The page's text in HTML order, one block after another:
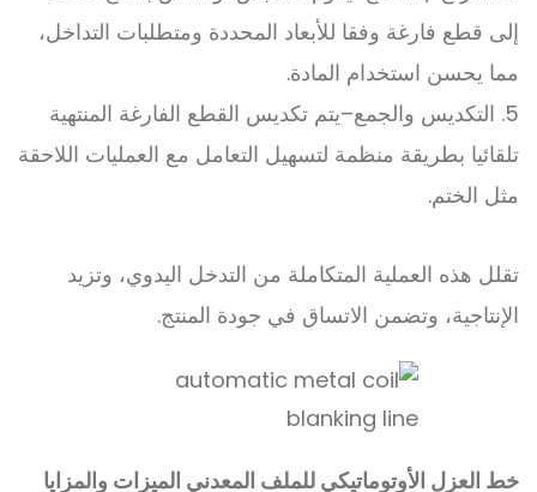
إلى قطع فارغة وفقا للأبعاد المحددة ومتطلبات التداخل،
مما يحسن استخدام المادة.
5. التكديس والجمع
–يتم تكديس القطع الفارغة المنتهية
تلقائيا بطريقة منظمة لتسهيل التعامل مع العمليات اللاحقة
مثل الختم.
تقلل هذه العملية المتكاملة من التدخل اليدوي، وتزيد
الإنتاجية، وتضمن الاتساق في جودة المنتج.
خط العزل الأوتوماتيكي للملف المعدني الميزات والمزايا